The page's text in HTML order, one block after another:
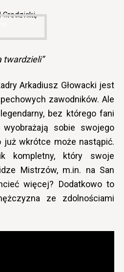
Grodzicki,
twardzieli”
Arkadiusz Głowacki jest
zawodników. Ale
bez którego fani
wyobrażają sobie swojego
już wkrótce może nastąpić.
kompletny, który swoje
Mistrzów, m.in. na San
więcej? Dodatkowo to
ze zdolnościami